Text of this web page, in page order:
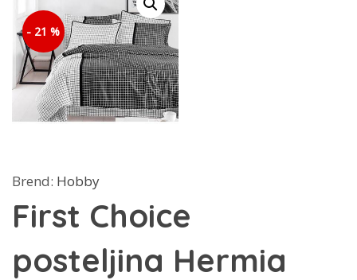
- 21 %
Brend: Hobby
First Choice
posteljina Hermia